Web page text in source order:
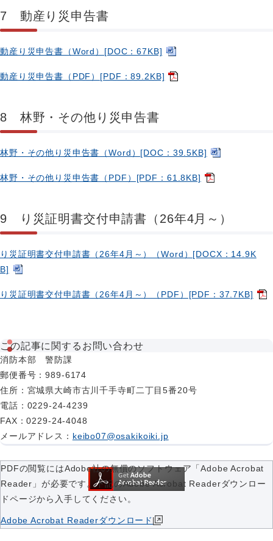
7 動産り災申告書
動産り災申告書（Word）[DOC：67KB]
動産り災申告書（PDF）[PDF：89.2KB]
8 林野・その他り災申告書
林野・その他り災申告書（Word）[DOC：39.5KB]
林野・その他り災申告書（PDF）[PDF：61.8KB]
9 り災証明書交付申請書（26年4月～）
り災証明書交付申請書（26年4月～）（Word）[DOCX：14.9K
B]
り災証明書交付申請書（26年4月～）（PDF）[PDF：37.7KB]
この記事に関するお問い合わせ
消防本部 警防課
郵便番号 ：989-6174
住所 ：宮城県大崎市古川千手寺町二丁目5番20号
電話 ：0229-24-4239
FAX ：0229-24-4048
メールアドレス ： keibo07@osakikoiki.jp
PDFの閲覧にはAdobe社の無償のソフトウェア「Adobe Acrobat
Reader」が必要です。下記のAdobe Acrobat Readerダウンロー
ドページから入手してください。
Adobe Acrobat Readerダウンロード